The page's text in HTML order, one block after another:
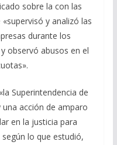
sobre la con las
y analizó las
durante los
observó abusos en el
Superintendencia de
acción de amparo
en la justicia para
lo que estudió,